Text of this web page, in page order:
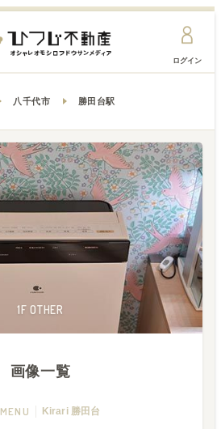
ログイン
八千代市 勝田台駅
1F LIVINGROOM
1F OTHER
2F ROOM
1F LIVINGROOM
2F ENVIRONMENT
1F ROOM
2F OTHER
1F OTHER
1F LIVINGROOM
1F OTHER
画像一覧
MENU Kirari 勝田台